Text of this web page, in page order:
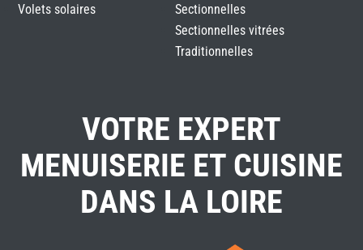
Volets solaires
Sectionnelles
Sectionnelles vitrées
Traditionnelles
VOTRE EXPERT
MENUISERIE ET CUISINE
DANS LA LOIRE